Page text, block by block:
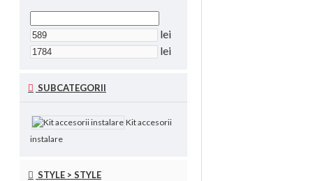
lei
lei
SUBCATEGORII
Kit accesorii
instalare
STYLE > STYLE